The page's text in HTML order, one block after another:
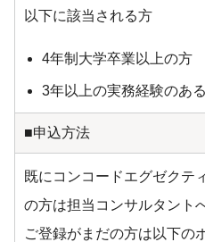
以下に該当される方
4年制大学卒業以上の方
3年以上の実務経験のあ
■申込方法
既にコンコードエグゼクテ
の方は担当コンサルタント
ご登録がまだの方は以下の